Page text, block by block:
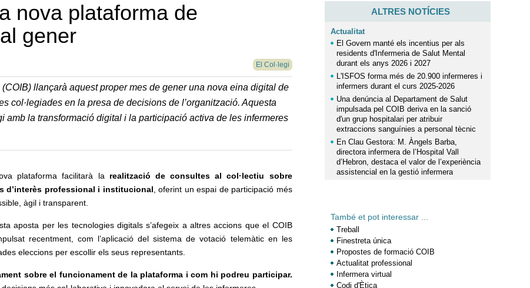
nova plataforma de
gener
El Col·legi
llançarà aquest proper mes de gener una nova eina digital de
col·legiades en la presa de decisions de l’organització. Aquesta
amb la transformació digital i la participació activa de les infermeres
plataforma facilitarà la realització de consultes al col·lectiu sobre
d’interès professional i institucional , oferint un espai de participació més
àgil i transparent.
aposta per les tecnologies digitals s’afegeix a altres accions que el COIB
recentment, com l’aplicació del sistema de votació telemàtic en les
eleccions per escollir els seus representants.
sobre el funcionament de la plataforma i com hi podreu participar.
ALTRES NOTÍCIES
Actualitat
El Govern manté els incentius per als
residents d'Infermeria de Salut Mental
durant els anys 2026 i 2027
L'ISFOS forma més de 20.900 infermeres i
infermers durant el curs 2025-2026
Una denúncia al Departament de Salut
impulsada pel COIB deriva en la sanció
d'un grup hospitalari per atribuir
extraccions sanguínies a personal tècnic
En Clau Gestora: M. Àngels Barba,
directora infermera de l’Hospital Vall
d’Hebron, destaca el valor de l’experiència
assistencial en la gestió infermera
També et pot interessar ...
Treball
Finestreta única
Propostes de formació COIB
Actualitat professional
Infermera virtual
Codi d'Ètica